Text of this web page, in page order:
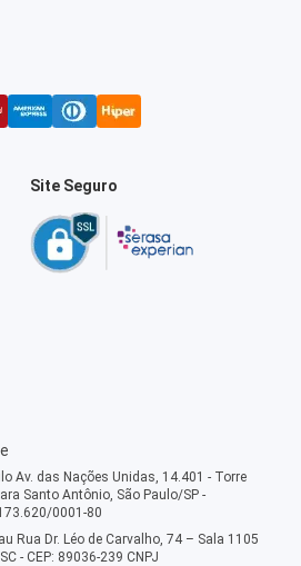
Site Seguro
Av. das Nações Unidas, 14.401 - Torre
Santo Antônio, São Paulo/SP -
0001-80
Rua Dr. Léo de Carvalho, 74 – Sala 1105
- CEP: 89036-239 CNPJ